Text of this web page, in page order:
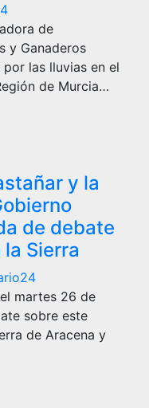
de
y Ganaderos
las lluvias en el
de Murcia…
y la
de debate
Sierra
martes 26 de
sobre este
de Aracena y